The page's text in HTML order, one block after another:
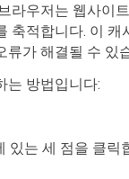
라우저는 웹사이
축적합니다. 이 캐
류가 해결될 수 있
는 방법입니다:
있는 세 점을 클릭